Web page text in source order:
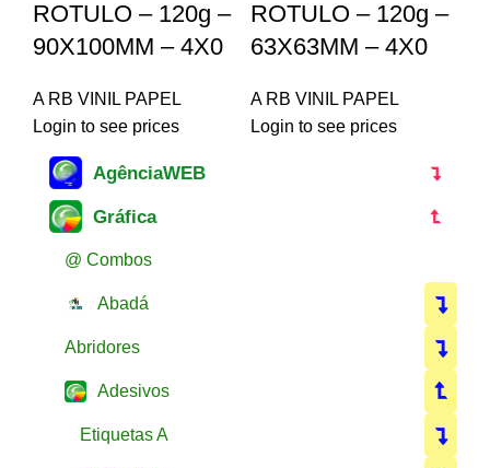
ROTULO – 120g –
90X100MM – 4X0
A RB VINIL PAPEL
Login to see prices
ROTULO – 120g –
63X63MM – 4X0
A RB VINIL PAPEL
Login to see prices
AgênciaWEB
Gráfica
@ Combos
Abadá
Abridores
Adesivos
Etiquetas A